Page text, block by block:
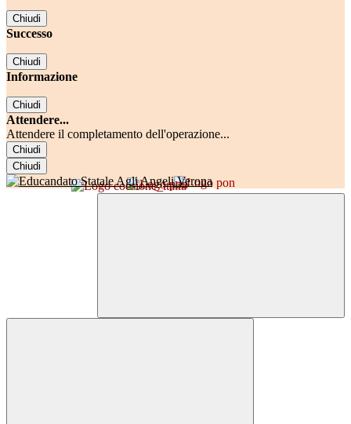
Chiudi
Successo
Chiudi
Informazione
Chiudi
Attendere...
Attendere il completamento dell'operazione...
Chiudi
Chiudi